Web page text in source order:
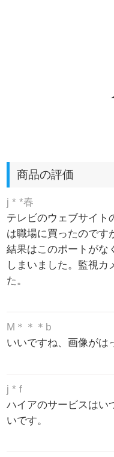
商品の評価
j * *春
テレビのウェブサイト
は職場に買ったのです
結果はこのポートがな
しまいました。監視カ
た。
M＊＊＊b
いいですね、画像がは
j * f
ハイアのサービスはい
いです。